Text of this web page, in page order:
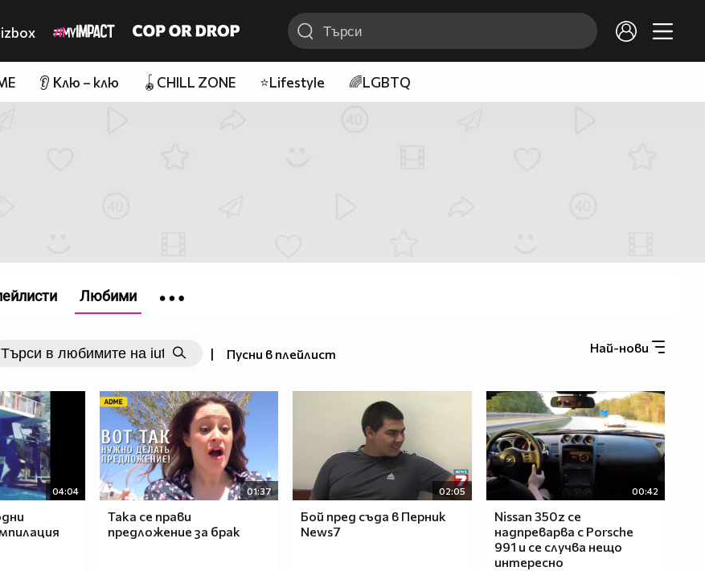
👂 Клю – клю 🪀CHILL ZONE ⭐Lifestyle 🌈LGBTQ
| Пусни в плейлист Най-нови
04:04 01:37
Така се прави
предложение за брак
02:05
Бой пред съда в Перник
News7
00:42
Nissan 350z се
надпреварва с Porsche
991 и се случва нещо
интересно
Любими